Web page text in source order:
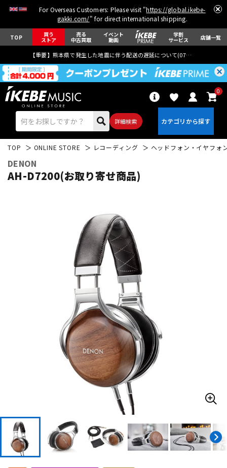
For Overseas Customers: Please visit "https://global.ikebe-
gakki.com/" for direct international shipping.
TOP 買う
ストア
売る
中古買取
イベント
動画
学割
サービス 店舗一覧
【重要】熊本県で発生した地震に伴う配送の遅延について(07月29日
詳細検索
0
キーボード 電子ピアノ
その他楽器
DJ機器 DTM
TOP ONLINE STORE レコーディング ヘッドフォン・イヤフォ
DENON
AH-D7200(お取り寄せ商品)